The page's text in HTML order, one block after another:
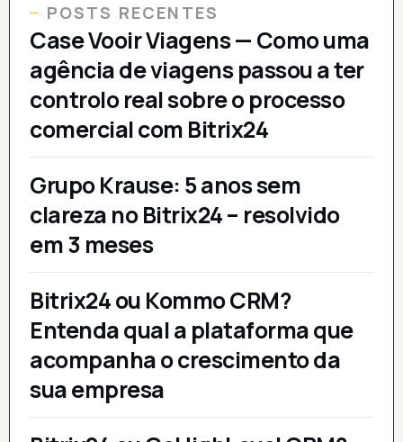
POSTS RECENTES
Case Vooir Viagens — Como uma
agência de viagens passou a ter
controlo real sobre o processo
comercial com Bitrix24
Grupo Krause: 5 anos sem
clareza no Bitrix24 – resolvido
em 3 meses
Bitrix24 ou Kommo CRM?
Entenda qual a plataforma que
acompanha o crescimento da
sua empresa